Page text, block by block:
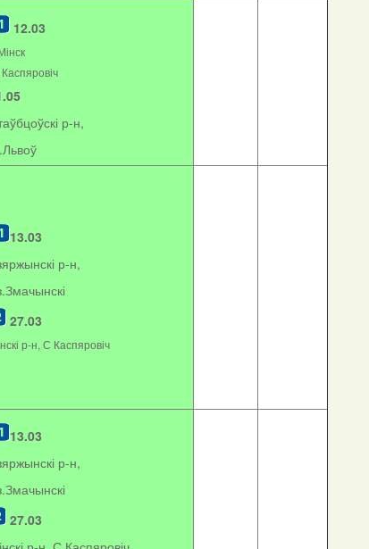
12.03
р-н,
13.03
р-н,
27.03
р-н, С Каспяровіч
13.03
р-н,
27.03